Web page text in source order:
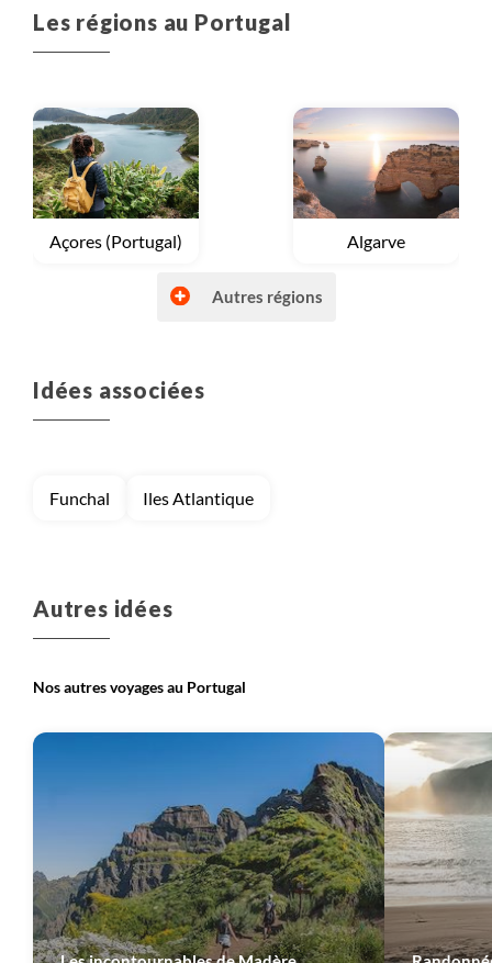
par l'atmosphère
Les régions au Portugal
Voyage
Açores (Portugal) Voyage
Algarve
Voyage
Douro
Autres régions
Idées associées
Funchal Iles Atlantique
Autres idées
Nos autres voyages au Portugal